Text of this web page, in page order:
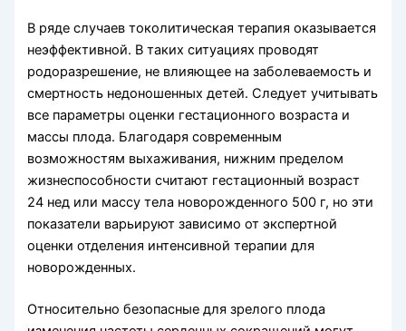
В ряде случаев токолитическая терапия оказывается
неэффективной. В таких ситуациях проводят
родоразрешение, не влияющее на заболеваемость и
смертность недоношенных детей. Следует учитывать
все параметры оценки гестационного возраста и
массы плода. Благодаря современным
возможностям выхаживания, нижним пределом
жизнеспособности считают гестационный возраст
24 нед или массу тела новорожденного 500 г, но эти
показатели варьируют зависимо от экспертной
оценки отделения интенсивной терапии для
новорожденных.
Относительно безопасные для зрелого плода